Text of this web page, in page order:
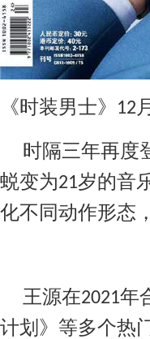
《时装男士》 12 月
时隔三年再度
蜕变为21岁的音
化不同动作形态
王源在2021年
计划》等多个热